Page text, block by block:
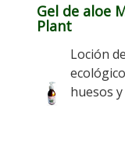
Gel de aloe
Plant
Loción
huesos